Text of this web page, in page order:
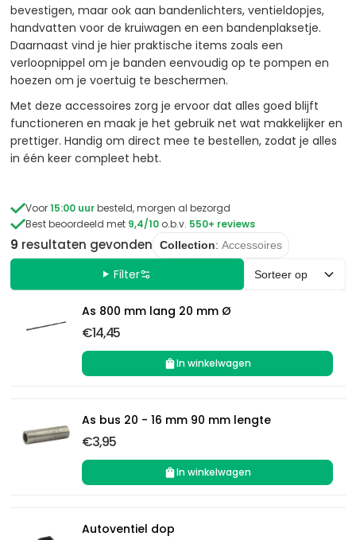
bevestigen, maar ook aan bandenlichters, ventieldopjes,
handvatten voor de kruiwagen en een bandenplaksetje.
Daarnaast vind je hier praktische items zoals een
verloopnippel om je banden eenvoudig op te pompen en
hoezen om je voertuig te beschermen.
Met deze accessoires zorg je ervoor dat alles goed blijft
functioneren en maak je het gebruik net wat makkelijker en
prettiger. Handig om direct mee te bestellen, zodat je alles
in één keer compleet hebt.
Voor15:00 uurbesteld, morgen al bezorgd
Best beoordeeld met 9,4/10 o.b.v. 550+ reviews
9 resultaten gevonden Collection: Accessoires
Filter Sorteer op
As 800 mm lang 20 mm Ø
€14,45
In winkelwagen
As bus 20 - 16 mm 90 mm lengte
€3,95
In winkelwagen
Autoventiel dop